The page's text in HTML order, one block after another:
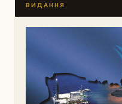
ВИДАННЯ